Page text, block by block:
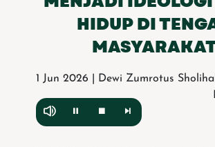
HIDUP DI
1 Jun 2026 | Dewi Zumrotus